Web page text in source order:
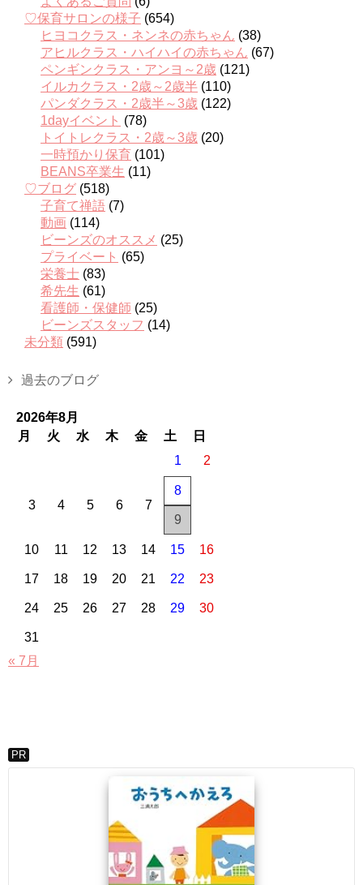
♡保育サロンの様子 (654)
ヒヨコクラス・ネンネの赤ちゃん (38)
アヒルクラス・ハイハイの赤ちゃん (67)
ペンギンクラス・アンヨ～2歳 (121)
イルカクラス・2歳～2歳半 (110)
パンダクラス・2歳半～3歳 (122)
1dayイベント (78)
トイトレクラス・2歳～3歳 (20)
一時預かり保育 (101)
BEANS卒業生 (11)
♡ブログ (518)
子育て禅語 (7)
動画 (114)
ビーンズのオススメ (25)
プライベート (65)
栄養士 (83)
希先生 (61)
看護師・保健師 (25)
ビーンズスタッフ (14)
未分類 (591)
過去のブログ
2026年8月
月
火 水 木 金 土
日
1
2
3 4 5 6 7
8
9
10 11 12 13 14 15 16
17 18 19 20 21 22 23
24 25 26 27 28 29 30
31
« 7月
PR